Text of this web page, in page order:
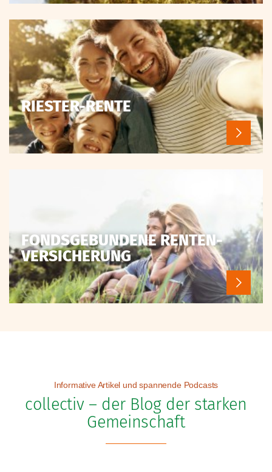
RIESTER-RENTE
FONDSGEBUNDENE RENTEN-
VERSICHERUNG
collectiv – der Blog der starken
Gemeinschaft
Informative Artikel und spannende Podcasts